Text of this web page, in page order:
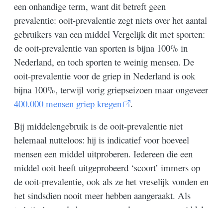
een onhandige term, want dit betreft geen
prevalentie: ooit-prevalentie zegt niets over het aantal
gebruikers van een middel Vergelijk dit met sporten:
de ooit-prevalentie van sporten is bijna 100% in
Nederland, en toch sporten te weinig mensen. De
ooit-prevalentie voor de griep in Nederland is ook
bijna 100%, terwijl vorig griepseizoen maar ongeveer
400.000 mensen griep kregen
.
Bij middelengebruik is de ooit-prevalentie niet
helemaal nutteloos: hij is indicatief voor hoeveel
mensen een middel uitproberen. Iedereen die een
middel ooit heeft uitgeprobeerd ‘scoort’ immers op
de ooit-prevalentie, ook als ze het vreselijk vonden en
het sindsdien nooit meer hebben aangeraakt. Als